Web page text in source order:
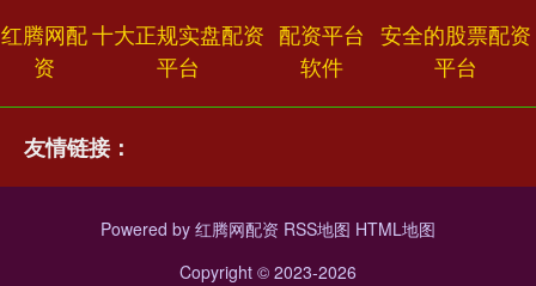
红腾网配
资
十大正规实盘配资
平台
配资平台
软件
安全的股票配资
平台
友情链接：
Powered by 红腾网配资 RSS地图 HTML地图
Copyright © 2023-2026